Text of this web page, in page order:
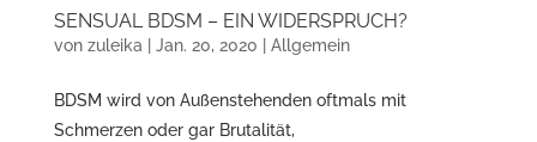
SENSUAL BDSM – EIN WIDERSPRUCH?
von zuleika Jan. 20, 2020 Allgemein
BDSM wird von Außenstehenden oftmals mit
Schmerzen oder gar Brutalität,